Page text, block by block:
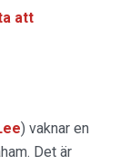
att
) vaknar en
Det är